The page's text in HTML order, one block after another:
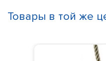
Товары в той же